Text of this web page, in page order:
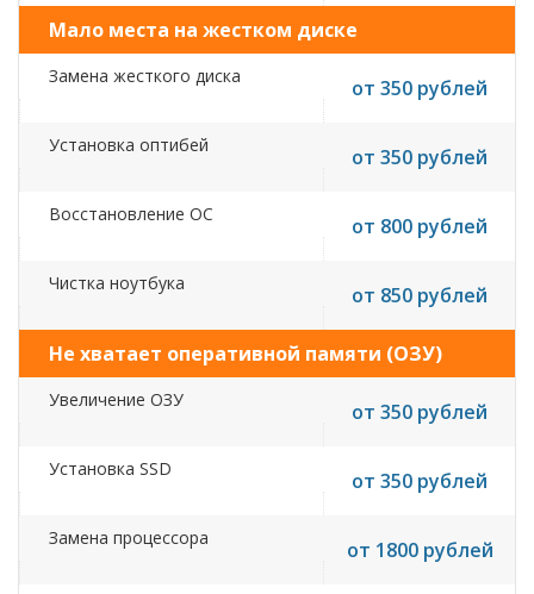
Мало места на жестком диске
Замена жесткого диска от 350 рублей
Установка оптибей от 350 рублей
Восстановление ОС от 800 рублей
Чистка ноутбука от 850 рублей
Не хватает оперативной памяти (ОЗУ)
Увеличение ОЗУ от 350 рублей
Установка SSD от 350 рублей
Замена процессора от 1800 рублей